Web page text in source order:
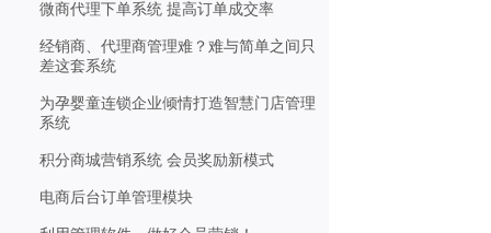
微商代理下单系统 提高订单成交率
经销商、代理商管理难？难与简单之间只
差这套系统
为孕婴童连锁企业倾情打造智慧门店管理
系统
积分商城营销系统 会员奖励新模式
电商后台订单管理模块